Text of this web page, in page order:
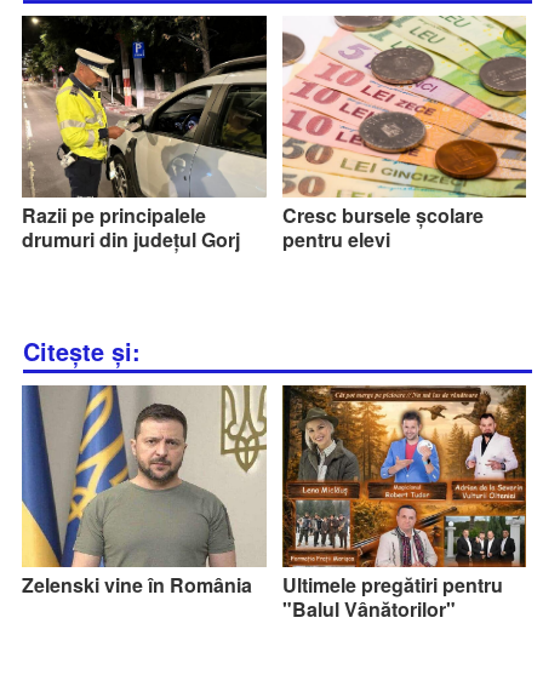
Razii pe principalele
drumuri din județul Gorj
Cresc bursele școlare
pentru elevi
Citește și:
Zelenski vine în România
Ultimele pregătiri pentru
"Balul Vânătorilor"